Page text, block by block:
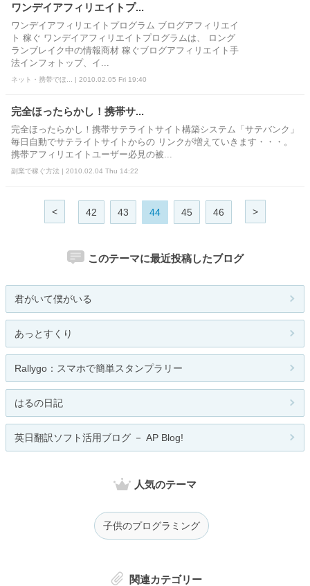
ワンデイアフィリエイトプ...
ワンデイアフィリエイトプログラム ブログアフィリエイ
ト 稼ぐ ワンデイアフィリエイトプログラムは、 ロング
ランブレイク中の情報商材 稼ぐブログアフィリエイト手
法インフォトップ、イ...
ネット・携帯でほ... | 2010.02.05 Fri 19:40
完全ほったらかし！携帯サ...
完全ほったらかし！携帯サテライトサイト構築システム「サテバンク」
毎日自動でサテライトサイトからの リンクが増えていきます・・・。
携帯アフィリエイトユーザー必見の被...
副業で稼ぐ方法 | 2010.02.04 Thu 14:22
< 42 43 44 45 46 >
このテーマに最近投稿したブログ
君がいて僕がいる
あっとすくり
Rallygo：スマホで簡単スタンプラリー
はるの日記
英日翻訳ソフト活用ブログ － AP Blog!
人気のテーマ
子供のプログラミング
関連カテゴリー